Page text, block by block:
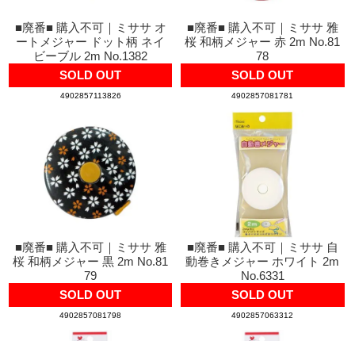
■廃番■ 購入不可｜ミササ オ
ートメジャー ドット柄 ネイ
ビーブル 2m No.1382
SOLD OUT
4902857113826
■廃番■ 購入不可｜ミササ 雅
桜 和柄メジャー 赤 2m No.81
78
SOLD OUT
4902857081781
■廃番■ 購入不可｜ミササ 雅
桜 和柄メジャー 黒 2m No.81
79
SOLD OUT
4902857081798
■廃番■ 購入不可｜ミササ 自
動巻きメジャー ホワイト 2m
No.6331
SOLD OUT
4902857063312